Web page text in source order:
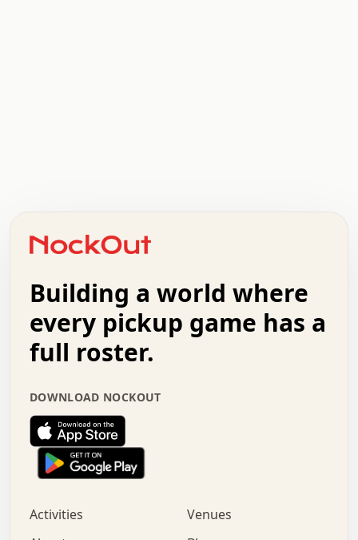
+   .   .   .   .   .   .   .   .   .   +   .   .
.   .   .   .   .   .   .   .   .   .   .   :   .
.   .   .   .   +   .   .   .   .   .   .   .   +
.   :   .   .   .   .   .   .   .   .   o   .   .
.   .   x   .   .   .   .   .   .   :   .   .   o
.   .   .   .   :   .   .   .   .   o   .   .   .
.   .   .   .   .   .   .   :   .   .   .   .   .
.   .   .   .   .   .   .   +   .   .   x   .   .
.   .   .   .   .   :   +   .   .   .   .   .   o
.   .   .   .   .   .   .   .   .   .   .   .   .
.   .   :   o   .   .   .   .   .   .   .   +   .
.   o   .   .   .   .   x   .   .   .   .   .   .
+   .   o   .   .   .   .   o   .   .   .   .
Building a world where
every pickup game has a
full roster.
DOWNLOAD NOCKOUT
Activities
Venues